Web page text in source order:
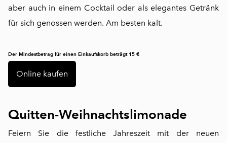
aber auch in einem Cocktail oder als elegantes Getränk
für sich genossen werden. Am besten kalt.
Der Mindestbetrag für einen Einkaufskorb beträgt 15 €
Online kaufen
Quitten-Weihnachtslimonade
Feiern Sie die festliche Jahreszeit mit der neuen